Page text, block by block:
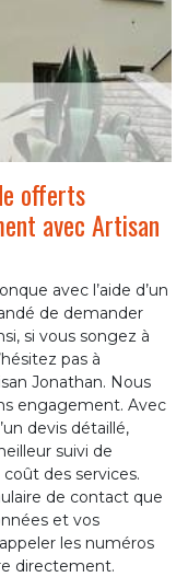
offerts
avec Artisan
avec l’aide d’un
de demander
si vous songez à
pas à
Jonathan. Nous
engagement. Avec
devis détaillé,
suivi de
des services.
de contact que
et vos
les numéros
directement.